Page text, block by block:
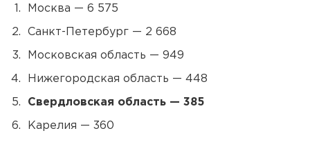
Москва — 6 575
Санкт-Петербург — 2 668
Московская область — 949
Нижегородская область — 448
Свердловская область — 385
Карелия — 360